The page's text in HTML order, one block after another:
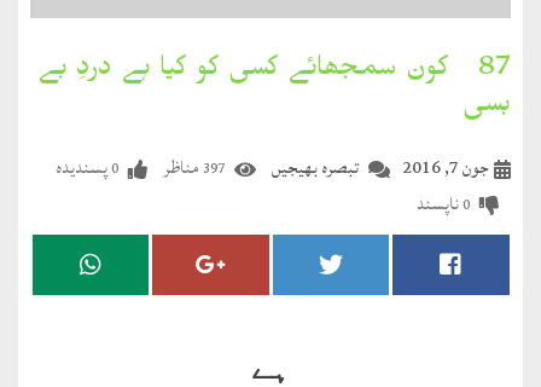
بخارِدل
کلام
مضطرؔ
دستِ
دعا
87۔ کون سمجھائے کسی کو کیا ہے دردِ بے
بسی
تبصرہ بھیجیں جون 7, 2016 397 مناظر 0پسندیدہ
0ناپسند
ہے